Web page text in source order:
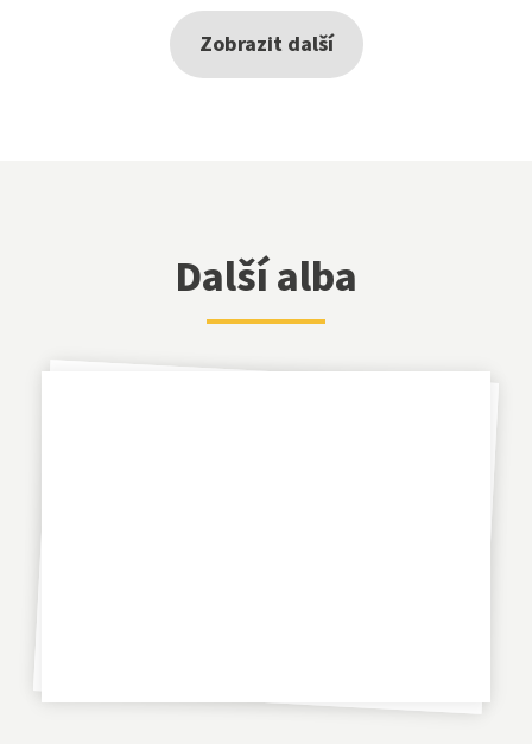
Zobrazit další
Další alba